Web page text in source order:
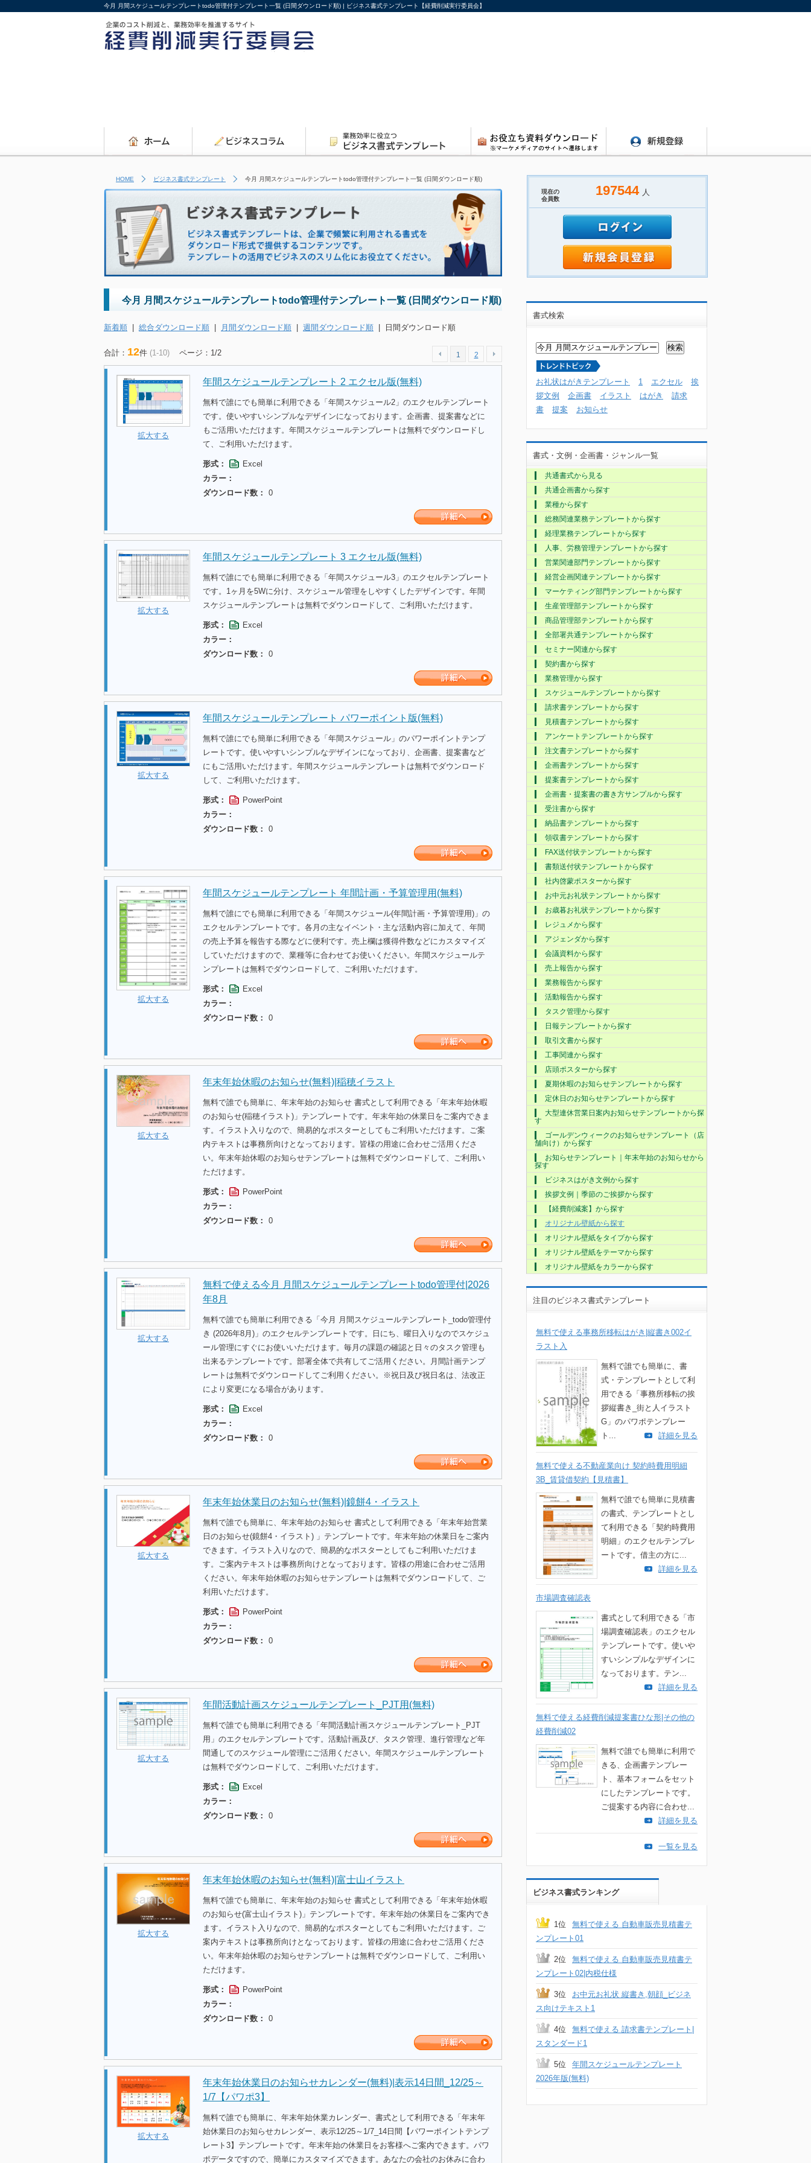
今月 月間スケジュールテンプレートtodo管理付テンプレート一覧 (日間ダウンロード順) | ビジネス書式テンプレート【経費削減実行委員会】
HOME ビジネス書式テンプレート 今月 月間スケジュールテンプレートtodo管理付テンプレート一覧 (日間ダウンロード順)
今月 月間スケジュールテンプレートtodo管理付テンプレート一覧 (日間ダウンロード順)
新着順 | 総合ダウンロード順 | 月間ダウンロード順 | 週間ダウンロード順 | 日間ダウンロード順
合計： 12件 (1-10) ページ：1/2 1 2
拡大する
年間スケジュールテンプレート 2 エクセル版(無料)
無料で誰にでも簡単に利用できる「年間スケジュール2」のエクセルテンプレート
です。使いやすいシンプルなデザインになっております。企画書、提案書などに
もご活用いただけます。年間スケジュールテンプレートは無料でダウンロードし
て、ご利用いただけます。
形式：
Excel
カラー：
ダウンロード数：
0
拡大する
年間スケジュールテンプレート 3 エクセル版(無料)
無料で誰にでも簡単に利用できる「年間スケジュール3」のエクセルテンプレート
です。1ヶ月を5Wに分け、スケジュール管理をしやすくしたデザインです。年間
スケジュールテンプレートは無料でダウンロードして、ご利用いただけます。
形式：
Excel
カラー：
ダウンロード数：
0
拡大する
年間スケジュールテンプレート パワーポイント版(無料)
無料で誰にでも簡単に利用できる「年間スケジュール」のパワーポイントテンプ
レートです。使いやすいシンプルなデザインになっており、企画書、提案書など
にもご活用いただけます。年間スケジュールテンプレートは無料でダウンロード
して、ご利用いただけます。
形式：
PowerPoint
カラー：
ダウンロード数：
0
拡大する
年間スケジュールテンプレート 年間計画・予算管理用(無料)
無料で誰にでも簡単に利用できる「年間スケジュール(年間計画・予算管理用)」の
エクセルテンプレートです。各月の主なイベント・主な活動内容に加えて、年間
の売上予算を報告する際などに便利です。売上欄は獲得件数などにカスタマイズ
していただけますので、業種等に合わせてお使いください。年間スケジュールテ
ンプレートは無料でダウンロードして、ご利用いただけます。
形式：
Excel
カラー：
ダウンロード数：
0
拡大する
年末年始休暇のお知らせ(無料)|稲穂イラスト
無料で誰でも簡単に、年末年始のお知らせ 書式として利用できる「年末年始休暇
のお知らせ(稲穂イラスト)」テンプレートです。年末年始の休業日をご案内できま
す。イラスト入りなので、簡易的なポスターとしてもご利用いただけます。ご案
内テキストは事務所向けとなっております。皆様の用途に合わせご活用くださ
い。年末年始休暇のお知らせテンプレートは無料でダウンロードして、ご利用い
ただけます。
形式：
PowerPoint
カラー：
ダウンロード数：
0
拡大する
無料で使える今月 月間スケジュールテンプレートtodo管理付|2026
年8月
無料で誰でも簡単に利用できる「今月 月間スケジュールテンプレート_todo管理付
き (2026年8月)」のエクセルテンプレートです。日にち、曜日入りなのでスケジュ
ール管理にすぐにお使いいただけます。毎月の課題の確認と日々のタスク管理も
出来るテンプレートです。部署全体で共有してご活用ください。月間計画テンプ
レートは無料でダウンロードしてご利用ください。※祝日及び祝日名は、法改正
により変更になる場合があります。
形式：
Excel
カラー：
ダウンロード数：
0
拡大する
年末年始休業日のお知らせ(無料)|鏡餅4・イラスト
無料で誰でも簡単に、年末年始のお知らせ 書式として利用できる「年末年始営業
日のお知らせ(鏡餅4・イラスト) 」テンプレートです。年末年始の休業日をご案内
できます。イラスト入りなので、簡易的なポスターとしてもご利用いただけま
す。ご案内テキストは事務所向けとなっております。皆様の用途に合わせご活用
ください。年末年始休暇のお知らせテンプレートは無料でダウンロードして、ご
利用いただけます。
形式：
PowerPoint
カラー：
ダウンロード数：
0
拡大する
年間活動計画スケジュールテンプレート_PJT用(無料)
無料で誰でも簡単に利用できる「年間活動計画スケジュールテンプレート_PJT
用」のエクセルテンプレートです。活動計画及び、タスク管理、進行管理など年
間通してのスケジュール管理にご活用ください。年間スケジュールテンプレート
は無料でダウンロードして、ご利用いただけます。
形式：
Excel
カラー：
ダウンロード数：
0
拡大する
年末年始休暇のお知らせ(無料)|富士山イラスト
無料で誰でも簡単に、年末年始のお知らせ 書式として利用できる「年末年始休暇
のお知らせ(富士山イラスト)」テンプレートです。年末年始の休業日をご案内でき
ます。イラスト入りなので、簡易的なポスターとしてもご利用いただけます。ご
案内テキストは事務所向けとなっております。皆様の用途に合わせご活用くださ
い。年末年始休暇のお知らせテンプレートは無料でダウンロードして、ご利用い
ただけます。
形式：
PowerPoint
カラー：
ダウンロード数：
0
拡大する
年末年始休業日のお知らせカレンダー(無料)|表示14日間_12/25～
1/7【パワポ3】
無料で誰でも簡単に、年末年始休業カレンダー、書式として利用できる「年末年
始休業日のお知らせカレンダー、表示12/25～1/7_14日間【パワーポイントテンプ
レート3】テンプレートです。年末年始の休業日をお客様へご案内できます。パワ
ポデータですので、簡単にカスタマイズできます。あなたの会社のお休みに合わ
現在の
会員数
197544 人
書式検索
お礼状はがきテンプレート 1 エクセル
挨
拶文例
企画書 イラスト はがき
請求
書
提案 お知らせ
書式・文例・企画書・ジャンル一覧
共通書式から見る
共通企画書から探す
業種から探す
総務関連業務テンプレートから探す
経理業務テンプレートから探す
人事、労務管理テンプレートから探す
営業関連部門テンプレートから探す
経営企画関連テンプレートから探す
マーケティング部門テンプレートから探す
生産管理部テンプレートから探す
商品管理部テンプレートから探す
全部署共通テンプレートから探す
セミナー関連から探す
契約書から探す
業務管理から探す
スケジュールテンプレートから探す
請求書テンプレートから探す
見積書テンプレートから探す
アンケートテンプレートから探す
注文書テンプレートから探す
企画書テンプレートから探す
提案書テンプレートから探す
企画書・提案書の書き方サンプルから探す
受注書から探す
納品書テンプレートから探す
領収書テンプレートから探す
FAX送付状テンプレートから探す
書類送付状テンプレートから探す
社内啓蒙ポスターから探す
お中元お礼状テンプレートから探す
お歳暮お礼状テンプレートから探す
レジュメから探す
アジェンダから探す
会議資料から探す
売上報告から探す
業務報告から探す
活動報告から探す
タスク管理から探す
日報テンプレートから探す
取引文書から探す
工事関連から探す
店頭ポスターから探す
夏期休暇のお知らせテンプレートから探す
定休日のお知らせテンプレートから探す
大型連休営業日案内お知らせテンプレートから探
す
ゴールデンウィークのお知らせテンプレート（店
舗向け）から探す
お知らせテンプレート｜年末年始のお知らせから
探す
ビジネスはがき文例から探す
挨拶文例｜季節のご挨拶から探す
【経費削減案】から探す
オリジナル壁紙から探す
オリジナル壁紙をタイプから探す
オリジナル壁紙をテーマから探す
オリジナル壁紙をカラーから探す
注目のビジネス書式テンプレート
無料で使える事務所移転はがき|縦書き002イ
ラスト入
無料で誰でも簡単に、書
式・テンプレートとして利
用できる「事務所移転の挨
拶縦書き_街と人イラスト
G」のパワポテンプレー
ト...
詳細を見る
無料で使える不動産業向け 契約時費用明細
3B_賃貸借契約【見積書】
無料で誰でも簡単に見積書
の書式、テンプレートとし
て利用できる「契約時費用
明細」のエクセルテンプレ
ートです。借主の方に...
詳細を見る
市場調査確認表
書式として利用できる「市
場調査確認表」のエクセル
テンプレートです。使いや
すいシンプルなデザインに
なっております。テン...
詳細を見る
無料で使える経費削減提案書ひな形|その他の
経費削減02
無料で誰でも簡単に利用で
きる、企画書テンプレー
ト、基本フォームをセット
にしたテンプレートです。
ご提案する内容に合わせ...
詳細を見る
一覧を見る
ビジネス書式ランキング
1位
無料で使える 自動車販売見積書テ
ンプレート01
2位
無料で使える 自動車販売見積書テ
ンプレート02|内税仕様
3位
お中元お礼状 縦書き,朝顔_ビジネ
ス向けテキスト1
4位
無料で使える 請求書テンプレート|
スタンダード1
5位
年間スケジュールテンプレート
2026年版(無料)